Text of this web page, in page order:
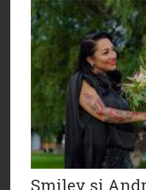
Smiley și